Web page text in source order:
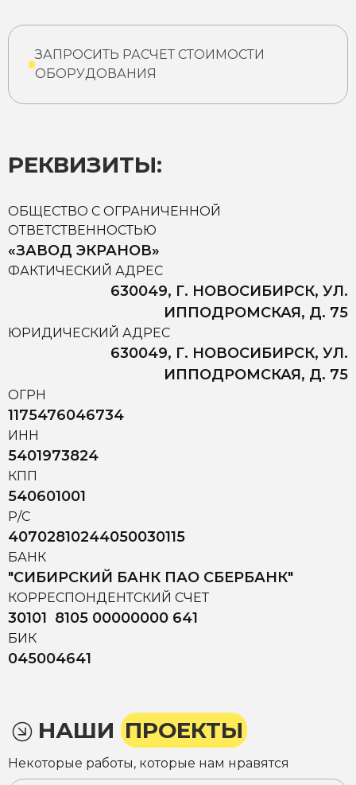
ЗАПРОСИТЬ РАСЧЕТ СТОИМОСТИ
ОБОРУДОВАНИЯ
РЕКВИЗИТЫ:
ОБЩЕСТВО С ОГРАНИЧЕННОЙ
ОТВЕТСТВЕННОСТЬЮ
«ЗАВОД ЭКРАНОВ»
ФАКТИЧЕСКИЙ АДРЕС
630049, Г. НОВОСИБИРСК, УЛ.
ИППОДРОМСКАЯ, Д. 75
ЮРИДИЧЕСКИЙ АДРЕС
630049, Г. НОВОСИБИРСК, УЛ.
ИППОДРОМСКАЯ, Д. 75
ОГРН
1175476046734
ИНН
5401973824
КПП
540601001
Р/С
40702810244050030115
БАНК
"СИБИРСКИЙ БАНК ПАО СБЕРБАНК"
КОРРЕСПОНДЕНТСКИЙ СЧЕТ
30101 8105 00000000 641
БИК
045004641
НАШИ ПРОЕКТЫ
Некоторые работы, которые нам нравятся